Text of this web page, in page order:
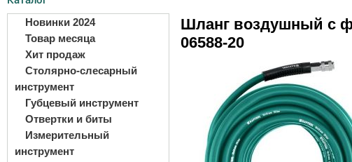
Новинки 2024
Товар месяца
Хит продаж
Столярно-слесарный
инструмент
Губцевый инструмент
Отвертки и биты
Измерительный
инструмент
Шланг воздушный с
06588-20